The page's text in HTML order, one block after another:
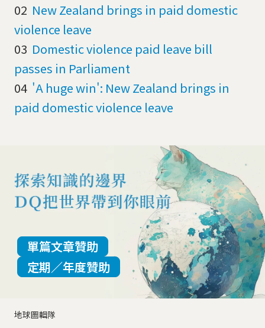
02 New Zealand brings in paid domestic
violence leave
03 Domestic violence paid leave bill
passes in Parliament
04 'A huge win': New Zealand brings in
paid domestic violence leave
地球圖輯隊
單篇文章贊助
定期／年度贊助